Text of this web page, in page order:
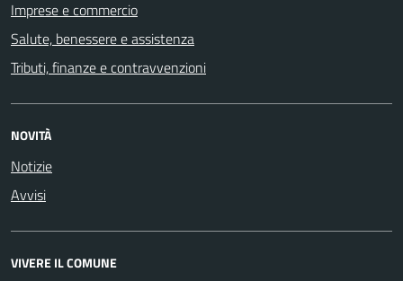
Imprese e commercio
Salute, benessere e assistenza
Tributi, finanze e contravvenzioni
NOVITÀ
Notizie
Avvisi
VIVERE IL COMUNE